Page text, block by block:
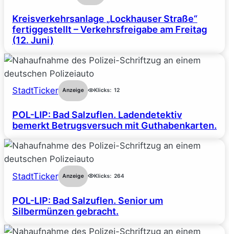
Kreisverkehrsanlage „Lockhauser Straße“
fertiggestellt – Verkehrsfreigabe am Freitag
(12. Juni)
StadtTicker Anzeige Klicks: 12
POL-LIP: Bad Salzuflen. Ladendetektiv
bemerkt Betrugsversuch mit Guthabenkarten.
StadtTicker Anzeige Klicks: 264
POL-LIP: Bad Salzuflen. Senior um
Silbermünzen gebracht.